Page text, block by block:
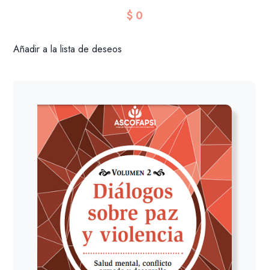
$0
Añadir a la lista de deseos